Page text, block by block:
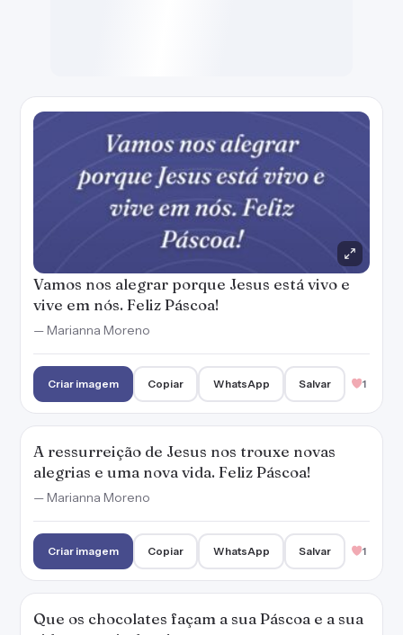
1
A ressurreição de Jesus nos trouxe novas
alegrias e uma nova vida. Feliz Páscoa!
Criar imagem Copiar WhatsApp Salvar
Que os chocolates façam a sua Páscoa e a sua
vida ser mais doce!
— Marianna Moreno
Criar imagem Copiar WhatsApp Salvar